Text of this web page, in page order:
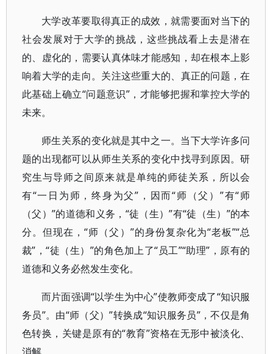
大学改革要取得真正的成效，就需要面对当下的
社会发展对于大学的挑战，这些挑战看上去是潜在
的、虚化的，需要认真体味才能感知，却在根本上影
响着大学的走向。关注这些重大的、真正的问题，在
此基础上确立“问题意识”，才能够把握和掌控大学的
未来。
师生关系的变化就是其中之一。当下大学许多问
题的出现都可以从师生关系的变化中找寻到原因。研
究生与导师之间原来就是单纯的师徒关系，所以会
有“一日为师，终身为父”，因而“师（父）”有“师
（父）”的道德和义务，“徒（生）”有“徒（生）”的本
分。但现在，“师（父）”的身份复杂化为“老板”“总
裁”，“徒（生）”的角色加上了“员工”“助理”，原有的
道德和义务必然发生变化。
而片面强调“以学生为中心”使教师变成了“知识服
务员”。由“师（父）”转换成“知识服务员”，不仅是角
色转换，关键是原有的“教育”资格在无形中被淡化、